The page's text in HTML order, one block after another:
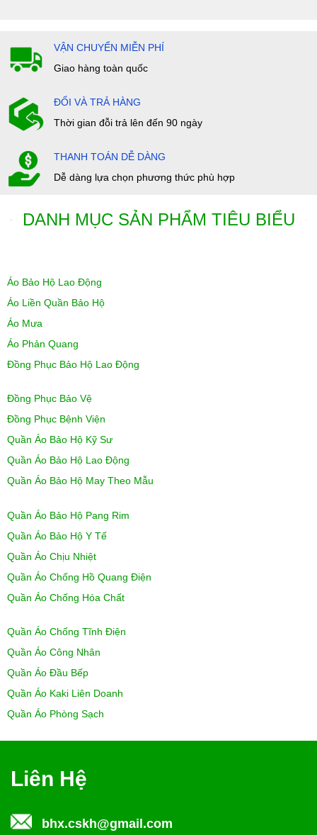
VẬN CHUYỂN MIỄN PHÍ
Giao hàng toàn quốc
ĐỔI VÀ TRẢ HÀNG
Thời gian đỗi trả lên đến 90 ngày
THANH TOÁN DỄ DÀNG
Dễ dàng lựa chọn phương thức phù hợp
DANH MỤC SẢN PHẨM TIÊU BIỂU
Áo Bảo Hộ Lao Động
Áo Liền Quần Bảo Hộ
Áo Mưa
Áo Phản Quang
Đồng Phục Bảo Hộ Lao Động
Đồng Phục Bảo Vệ
Đồng Phục Bệnh Viện
Quần Áo Bảo Hộ Kỹ Sư
Quần Áo Bảo Hộ Lao Động
Quần Áo Bảo Hộ May Theo Mẫu
Quần Áo Bảo Hộ Pang Rim
Quần Áo Bảo Hộ Y Tế
Quần Áo Chịu Nhiệt
Quần Áo Chống Hồ Quang Điện
Quần Áo Chống Hóa Chất
Quần Áo Chống Tĩnh Điện
Quần Áo Công Nhân
Quần Áo Đầu Bếp
Quần Áo Kaki Liên Doanh
Quần Áo Phòng Sạch
Liên Hệ
bhx.cskh@gmail.com